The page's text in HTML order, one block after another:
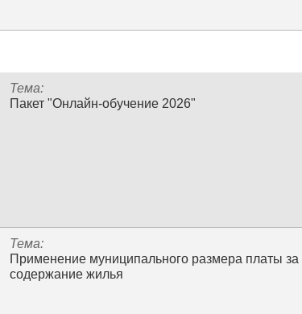
Тема:
Пакет "Онлайн-обучение 2026"
Тема:
Применение муниципального размера платы за
содержание жилья